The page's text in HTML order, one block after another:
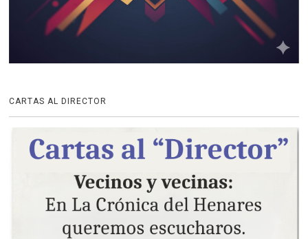
CARTAS AL DIRECTOR